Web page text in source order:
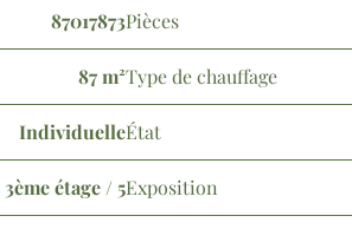
87017873Pièces
87 m²Type de chauffage
IndividuelleÉtat
3ème étage / 5Exposition